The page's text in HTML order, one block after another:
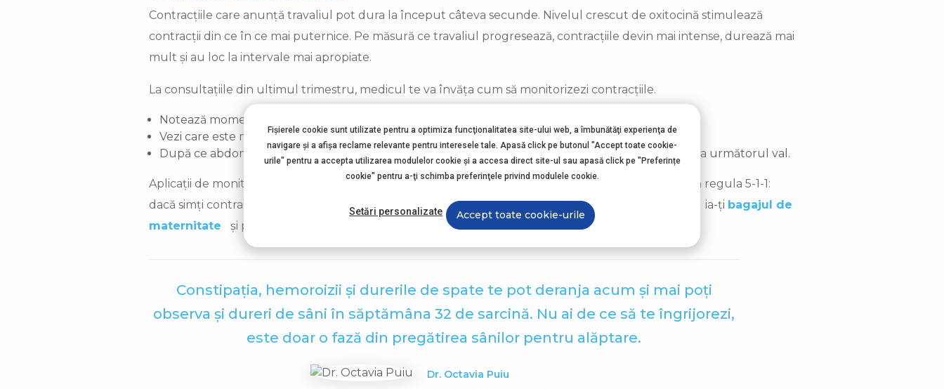
Contracțiile care anunță travaliul pot dura la început câteva secunde. Nivelul crescut de oxitocină stimulează
contracții din ce în ce mai puternice. Pe măsură ce travaliul progresează, contracțiile devin mai intense, durează mai
mult și au loc la intervale mai apropiate.
La consultațiile din ultimul trimestru, medicul te va învăța cum să monitorizezi contracțiile.
Notează momentul când îți simți abdomenul întărindu-se.
Vezi care este momentul culminant al contracției.
După ce abdomenul se relaxează, notează cât a durat contracția și cronometrează timpul până la următorul val.
Aplicații de monitorizare a contracțiilor îți pot fi de folos sau, dacă nu ești prietenă cu tehnica, aplică regula 5-1-1:
dacă simți contracțiile la fiecare 5 minute, ele durează 1 minut și observi asta pe parcursul unei ore, ia-ți bagajul de
maternitate
și partenerul și mergeți la spital – bebelușul se va naște în curând!
Constipația, hemoroizii și durerile de spate te pot deranja acum și mai poți
observa și dureri de sâni în săptămâna 32 de sarcină. Nu ai de ce să te îngrijorezi,
este doar o fază din pregătirea sânilor pentru alăptare.
Dr. Octavia Puiu
Fișierele cookie sunt utilizate pentru a optimiza funcţionalitatea site-ului web, a îmbunătăţi experienţa de
navigare şi a afişa reclame relevante pentru interesele tale. Apasă click pe butonul "Accept toate cookie-
urile" pentru a accepta utilizarea modulelor cookie şi a accesa direct site-ul sau apasă click pe "Preferințe
cookie" pentru a-ţi schimba preferinţele privind modulele cookie.
Setări personalizate Accept toate cookie-urile